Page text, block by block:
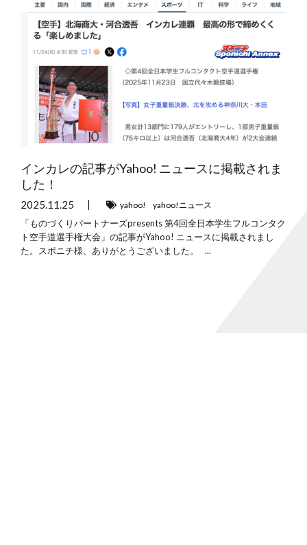
インカレの記事がYahoo! ニュースに掲載されま
した！
2025.11.25 yahoo! yahoo!ニュース
「ものづくりパートナーズpresents 第4回全日本学生フルコンタク
ト空手道選手権大会」の記事がYahoo! ニュースに掲載されまし
た。スポニチ様、ありがとうございました。 ...